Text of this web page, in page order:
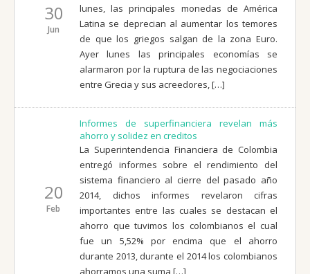
30
Jun
lunes, las principales monedas de América
Latina se deprecian al aumentar los temores
de que los griegos salgan de la zona Euro.
Ayer lunes las principales economías se
alarmaron por la ruptura de las negociaciones
entre Grecia y sus acreedores, […]
20
Feb
Informes de superfinanciera revelan más
ahorro y solidez en creditos
La Superintendencia Financiera de Colombia
entregó informes sobre el rendimiento del
sistema financiero al cierre del pasado año
2014, dichos informes revelaron cifras
importantes entre las cuales se destacan el
ahorro que tuvimos los colombianos el cual
fue un 5,52% por encima que el ahorro
durante 2013, durante el 2014 los colombianos
ahorramos una suma […]